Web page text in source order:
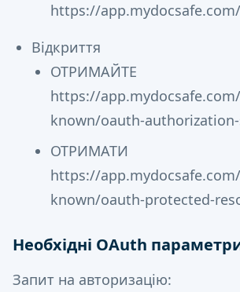
https://
Відкриття
ОТРИМАЙТЕ
https://
known/oauth-
ОТРИМАТИ
https://
known/oauth-protected-
Необхідні OAuth
Запит на авторизацію: